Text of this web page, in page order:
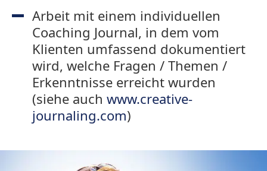
Arbeit mit einem individuellen
Coaching Journal, in dem vom
Klienten umfassend dokumentiert
wird, welche Fragen / Themen /
Erkenntnisse erreicht wurden
(siehe auch www.creative-
journaling.com)